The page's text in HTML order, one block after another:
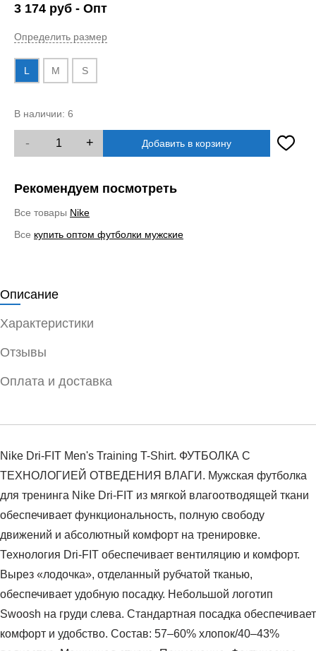
3 174 руб - Опт
Определить размер
L M S
В наличии: 6
- + Добавить в корзину
Рекомендуем посмотреть
Все товары Nike
Все купить оптом футболки мужские
Описание
Характеристики
Отзывы
Оплата и доставка
Nike Dri-FIT Men's Training T-Shirt. ФУТБОЛКА С
ТЕХНОЛОГИЕЙ ОТВЕДЕНИЯ ВЛАГИ. Мужская футболка
для тренинга Nike Dri-FIT из мягкой влагоотводящей ткани
обеспечивает функциональность, полную свободу
движений и абсолютный комфорт на тренировке.
Технология Dri-FIT обеспечивает вентиляцию и комфорт.
Вырез «лодочка», отделанный рубчатой тканью,
обеспечивает удобную посадку. Небольшой логотип
Swoosh на груди слева. Стандартная посадка обеспечивает
комфорт и удобство. Состав: 57–60% хлопок/40–43%